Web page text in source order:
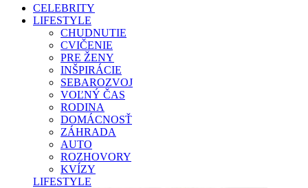
CELEBRITY
LIFESTYLE
CHUDNUTIE
CVIČENIE
PRE ŽENY
INŠPIRÁCIE
SEBAROZVOJ
VOĽNÝ ČAS
RODINA
DOMÁCNOSŤ
ZÁHRADA
AUTO
ROZHOVORY
KVÍZY
LIFESTYLE